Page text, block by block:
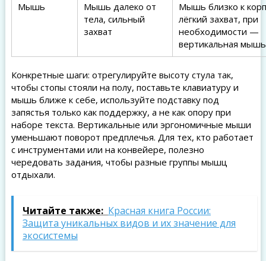
Мышь
Мышь далеко от
тела, сильный
захват
Мышь близко к
лёгкий захват, при
необходимости —
вертикальная мышь
Конкретные шаги: отрегулируйте высоту стула так,
чтобы стопы стояли на полу, поставьте клавиатуру и
мышь ближе к себе, используйте подставку под
запястья только как поддержку, а не как опору при
наборе текста. Вертикальные или эргономичные мыши
уменьшают поворот предплечья. Для тех, кто работает
с инструментами или на конвейере, полезно
чередовать задания, чтобы разные группы мышц
отдыхали.
Читайте также: Красная книга России:
Защита уникальных видов и их значение для
экосистемы